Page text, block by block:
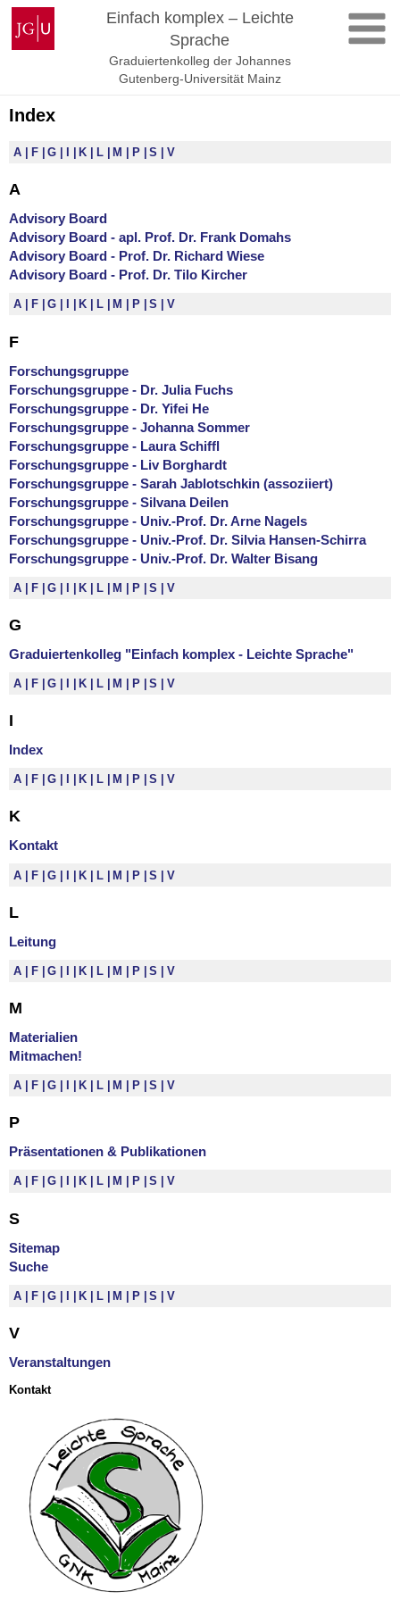
Zum
Inhalt
springen
Johannes
Gutenberg-
Universität
Einfach komplex – Leichte
Sprache
Graduiertenkolleg der Johannes
Gutenberg-Universität Mainz
Index
A F G K L M P S V
A
Advisory Board
Advisory Board - apl. Prof. Dr. Frank Domahs
Advisory Board - Prof. Dr. Richard Wiese
Advisory Board - Prof. Dr. Tilo Kircher
A F G K L M P S V
F
Forschungsgruppe
Forschungsgruppe - Dr. Julia Fuchs
Forschungsgruppe - Dr. Yifei He
Forschungsgruppe - Johanna Sommer
Forschungsgruppe - Laura Schiffl
Forschungsgruppe - Liv Borghardt
Forschungsgruppe - Sarah Jablotschkin (assoziiert)
Forschungsgruppe - Silvana Deilen
Forschungsgruppe - Univ.-Prof. Dr. Arne Nagels
Forschungsgruppe - Univ.-Prof. Dr. Silvia Hansen-Schirra
Forschungsgruppe - Univ.-Prof. Dr. Walter Bisang
A F G I K L M P S V
G
Graduiertenkolleg "Einfach komplex - Leichte Sprache"
A F G K L M P S V
I
Index
A F G K L M P S V
K
Kontakt
A F G I K L M P S V
L
Leitung
A F G K L M P S V
M
Materialien
Mitmachen!
A F G K L M P S V
P
Präsentationen & Publikationen
A F G K L M P S V
S
Sitemap
Suche
A F G I K L M P S V
V
Veranstaltungen
Kontakt